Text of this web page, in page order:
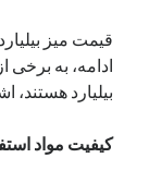
مارس 2025
فوریه 2025
ژانویه 2025
نوامبر 2024
قیمت میز
ادامه، به برخی
بیلیارد
کیفیت مواد